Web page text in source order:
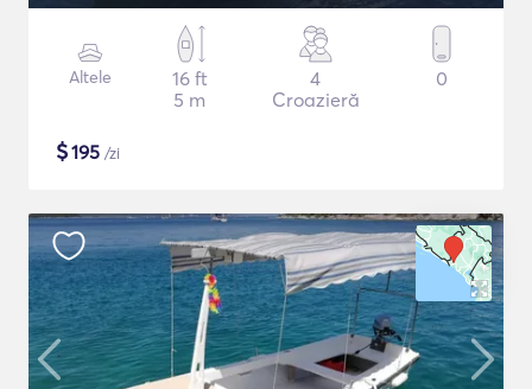
Altele
16 ft
5 m
4
Croazieră
0
$195 /zi